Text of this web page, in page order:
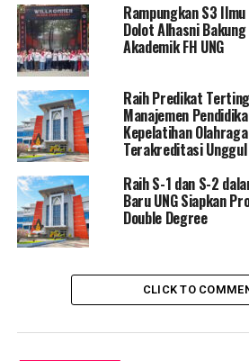
“Turnamen ini juga momen untuk
silaturahmi antara stakeholder,”
Turnamen tersebut diikuti oleh
daerah, pimpinan instansi vertikal,
negeri yang hadir pada puncak Dies
masyarakat pecinta golf.
RELATED TOPICS: EDUART WOLOK
REKTOR UNG
Pendataan Regsosek di Kota
September Mendatang
Rampungkan S3
Dolot Alhasni
Akademik FH UNG
Raih Predikat
Manajemen
Kepelatihan
Terakreditasi Unggul
Raih S-1 dan S-2
Baru UNG Siapkan
Double Degree
CLICK TO